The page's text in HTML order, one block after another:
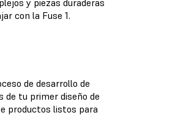
con la Fuse 1.
de desarrollo de
de tu primer diseño de
productos listos para